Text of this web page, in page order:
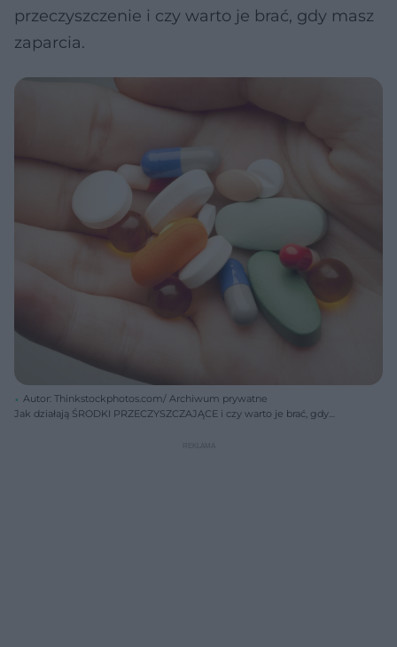
przeczyszczenie i czy warto je brać, gdy masz
zaparcia.
Autor: Thinkstockphotos.com/ Archiwum prywatne
Jak działają ŚRODKI PRZECZYSZCZAJĄCE i czy warto je brać, gdy